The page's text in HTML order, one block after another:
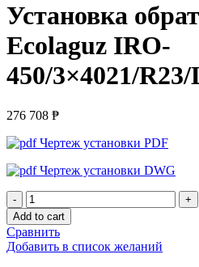
Установка
Ecolaguz IRO-
450/3×4021/
276 708 ₱
Чертеж установки PDF
Чертеж установки DWG
Установка
обратного
осмоса
Ecolaguz
IRO-
Add to cart
Сравнить
Добавить в список желаний